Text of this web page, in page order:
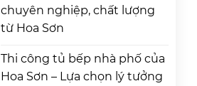
chuyên nghiệp, chất lượng
từ Hoa Sơn
Thi công tủ bếp nhà phố của
Hoa Sơn – Lựa chọn lý tưởng